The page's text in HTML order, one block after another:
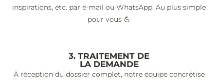
inspirations, etc. par e-mail ou WhatsApp. Au plus simple
pour vous 💪
3. TRAITEMENT DE
LA DEMANDE
À réception du dossier complet, notre équipe concrétise